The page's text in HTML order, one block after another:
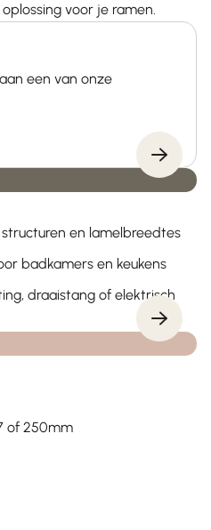
voor je ramen.
een van onze
structuren en lamelbreedtes
badkamers en keukens
draaistang of elektrisch
of 250mm